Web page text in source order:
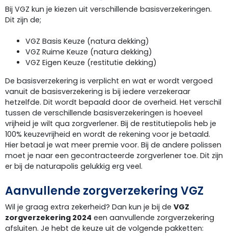
Bij VGZ kun je kiezen uit verschillende basisverzekeringen.
Dit zijn de;
VGZ Basis Keuze (natura dekking)
VGZ Ruime Keuze (natura dekking)
VGZ Eigen Keuze (restitutie dekking)
De basisverzekering is verplicht en wat er wordt vergoed
vanuit de basisverzekering is bij iedere verzekeraar
hetzelfde. Dit wordt bepaald door de overheid. Het verschil
tussen de verschillende basisverzekeringen is hoeveel
vrijheid je wilt qua zorgverlener. Bij de restitutiepolis heb je
100% keuzevrijheid en wordt de rekening voor je betaald.
Hier betaal je wat meer premie voor. Bij de andere polissen
moet je naar een gecontracteerde zorgverlener toe. Dit zijn
er bij de naturapolis gelukkig erg veel.
Aanvullende zorgverzekering VGZ
Wil je graag extra zekerheid? Dan kun je bij de VGZ
zorgverzekering 2024 een aanvullende zorgverzekering
afsluiten. Je hebt de keuze uit de volgende pakketten: